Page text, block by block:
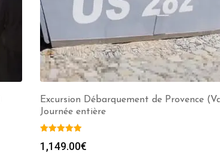
Excursion Débarquement de Provence
Journée entière
1,149.00€